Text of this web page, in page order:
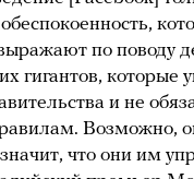
по поводу
гигантов, которые
и не
Возможно,
что они им